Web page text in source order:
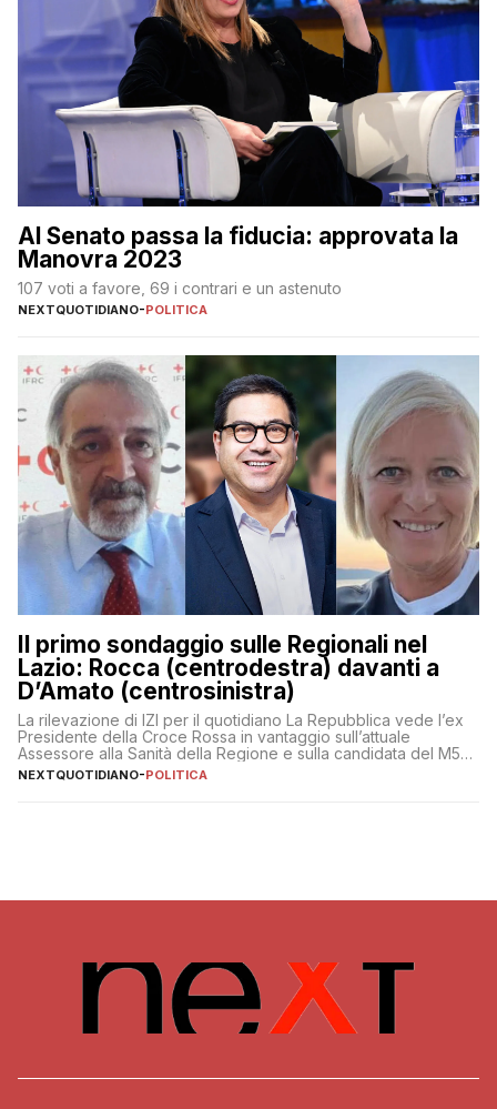
Al Senato passa la fiducia: approvata la
Manovra 2023
107 voti a favore, 69 i contrari e un astenuto
NEXTQUOTIDIANO-POLITICA
Il primo sondaggio sulle Regionali nel
Lazio: Rocca (centrodestra) davanti a
D’Amato (centrosinistra)
La rilevazione di IZI per il quotidiano La Repubblica vede l’ex
Presidente della Croce Rossa in vantaggio sull’attuale
Assessore alla Sanità della Regione e sulla candidata del M5S
Donatella Bianchi
NEXTQUOTIDIANO-POLITICA